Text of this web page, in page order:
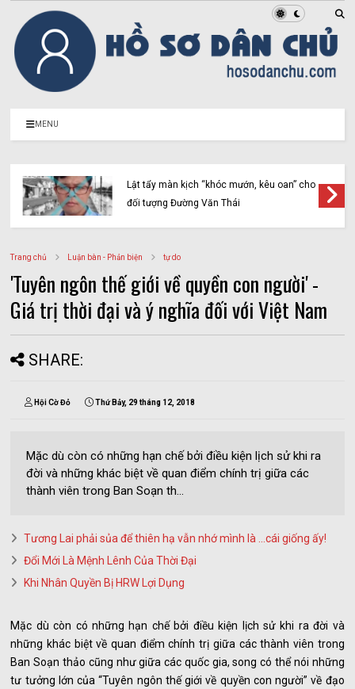
MENU
Lật tẩy màn kịch “khóc mướn, kêu oan” cho
đối tượng Đường Văn Thái
Trang chủ Luận bàn - Phản biện tự do
'Tuyên ngôn thế giới về quyền con người' -
Giá trị thời đại và ý nghĩa đối với Việt Nam
SHARE:
Hội Cờ Đỏ Thứ Bảy, 29 tháng 12, 2018
Mặc dù còn có những hạn chế bởi điều kiện lịch sử khi ra
đời và những khác biệt về quan điểm chính trị giữa các
thành viên trong Ban Soạn th...
Tương Lai phải sủa để thiên hạ vẫn nhớ mình là …cái giống ấy!
Đổi Mới Là Mệnh Lênh Của Thời Đại
Khi Nhân Quyền Bị HRW Lợi Dụng
Mặc dù còn có những hạn chế bởi điều kiện lịch sử khi ra đời và
những khác biệt về quan điểm chính trị giữa các thành viên trong
Ban Soạn thảo cũng như giữa các quốc gia, song có thể nói những
tư tưởng lớn của “Tuyên ngôn thế giới về quyền con người” về đạo